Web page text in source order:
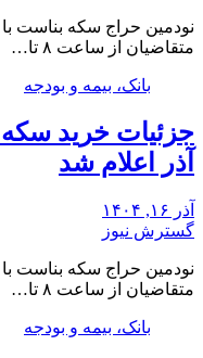
متقاضیان از ساعت ۸ تا…
بانک، بیمه و بودجه
آذر اعلام شد
آذر ۱۶, ۱۴۰۴
گسترش نیوز
متقاضیان از ساعت ۸ تا…
بانک، بیمه و بودجه